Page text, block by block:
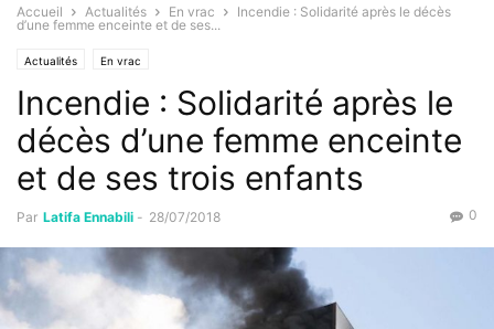
Accueil Actualités En vrac
Incendie : Solidarité après le décès
d’une femme enceinte et de ses...
Actualités En vrac
Incendie : Solidarité après le
décès d’une femme enceinte
et de ses trois enfants
Par Latifa Ennabili - 28/07/2018 0